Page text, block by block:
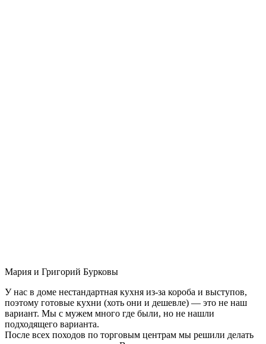
Мария и Григорий Бурковы
У нас в доме нестандартная кухня из-за короба и выступов,
поэтому готовые кухни (хоть они и дешевле) — это не наш
вариант. Мы с мужем много где были, но не нашли
подходящего варианта.
После всех походов по торговым центрам мы решили делать